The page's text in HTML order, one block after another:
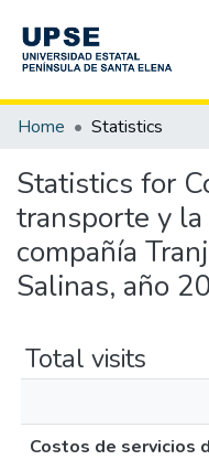
Communities & Collections
Home Statistics
Statistics for
transporte y
compañía
Salinas, año
Total visits
Costos de servicios